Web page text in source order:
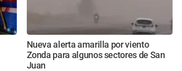
Nueva alerta amarilla por viento
Zonda para algunos sectores de San
Juan